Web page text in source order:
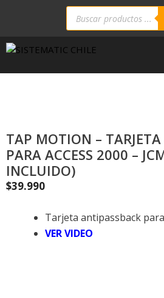
TAP MOTION –
PARA ACCESS 2000 –
INCLUIDO)
$39.990
Tarjeta antipassback para
VER VIDEO